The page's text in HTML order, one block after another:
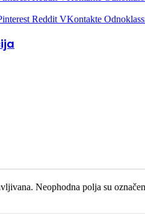
Reddit VKontakte
Neophodna polja su